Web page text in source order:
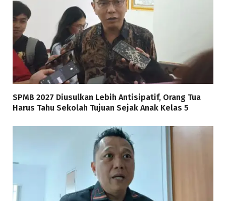
SPMB 2027 Diusulkan Lebih Antisipatif, Orang Tua
Harus Tahu Sekolah Tujuan Sejak Anak Kelas 5